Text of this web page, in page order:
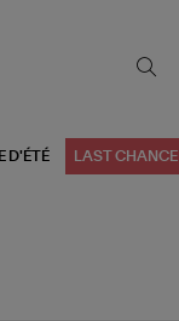
D'ÉTÉ LAST CHANCE